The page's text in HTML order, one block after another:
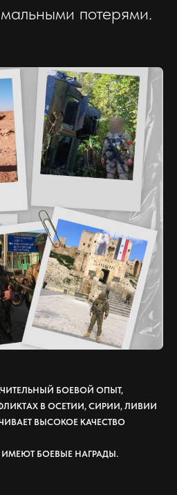
потерями.
БОЕВОЙ ОПЫТ,
В ОСЕТИИ, СИРИИ, ЛИВИИ
ВЫСОКОЕ КАЧЕСТВО
ИМЕЮТ БОЕВЫЕ НАГРАДЫ.